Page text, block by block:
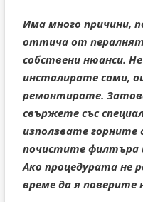
Има много причини,
оттича от
собствени нюанси.
инсталирате сами,
ремонтирате.
свържете със
използвате
почистите филтъра
Ако процедурата не
време да я поверите